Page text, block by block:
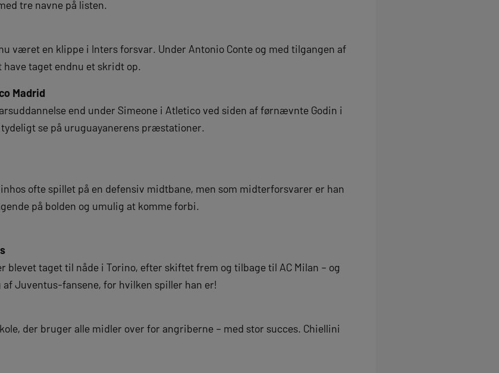
tre navne på listen.
været en klippe i Inters forsvar. Under Antonio Conte og med tilgangen af
have taget endnu et skridt op.
Madrid
end under Simeone i Atletico ved siden af førnævnte Godin i
se på uruguayanerens præstationer.
ofte spillet på en defensiv midtbane, men som midterforsvarer er han
på bolden og umulig at komme forbi.
taget til nåde i Torino, efter skiftet frem og tilbage til AC Milan – og
Juventus-fansene, for hvilken spiller han er!
der bruger alle midler over for angriberne – med stor succes. Chiellini